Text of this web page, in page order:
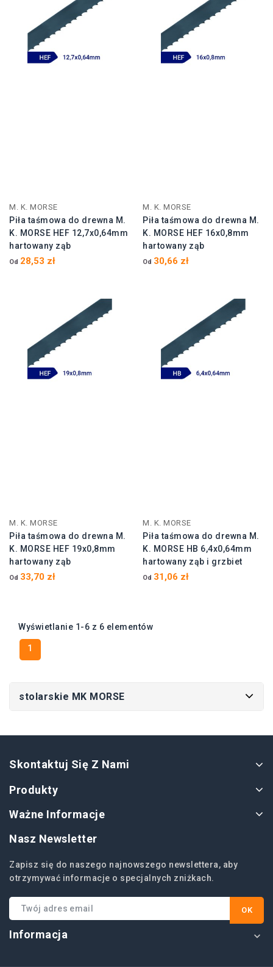
M. K. MORSE
Piła taśmowa do drewna M.
K. MORSE HEF 12,7x0,64mm
hartowany ząb
Od 28,53 zł
M. K. MORSE
Piła taśmowa do drewna M.
K. MORSE HEF 16x0,8mm
hartowany ząb
Od 30,66 zł
M. K. MORSE
Piła taśmowa do drewna M.
K. MORSE HEF 19x0,8mm
hartowany ząb
Od 33,70 zł
M. K. MORSE
Piła taśmowa do drewna M.
K. MORSE HB 6,4x0,64mm
hartowany ząb i grzbiet
Od 31,06 zł
Wyświetlanie 1-6 z 6 elementów
1
stolarskie MK MORSE
Skontaktuj Się Z Nami
Produkty
Ważne Informacje
Nasz Newsletter
Zapisz się do naszego najnowszego newslettera, aby
otrzymywać informacje o specjalnych zniżkach.
Informacja 